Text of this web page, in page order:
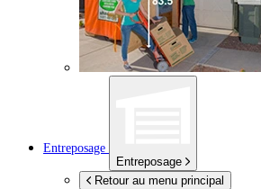
Entreposage
Entreposage
Retour au menu principal